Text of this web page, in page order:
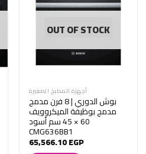
OUT OF STOCK
أجهزة المطبخ الصغيرة
بوش الدوري | 8 فرن مدمج
مدمج بوظيفة الميكروويف
60 × 45 سم أسود
CMG636BB1
65,566.10EGP